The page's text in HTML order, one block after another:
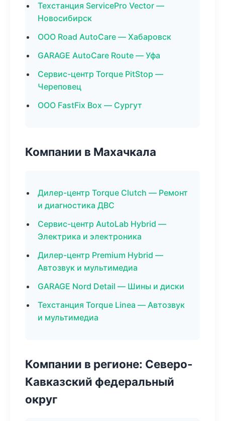
Техстанция ServicePro Vector —
Новосибирск
ООО Road AutoCare — Хабаровск
GARAGE AutoCare Route — Уфа
Сервис-центр Torque PitStop —
Череповец
ООО FastFix Box — Сургут
Компании в Махачкала
Дилер-центр Torque Clutch — Ремонт
и диагностика ДВС
Сервис-центр AutoLab Hybrid —
Электрика и электроника
Дилер-центр Premium Hybrid —
Автозвук и мультимедиа
GARAGE Nord Detail — Шины и диски
Техстанция Torque Linea — Автозвук
и мультимедиа
Компании в регионе: Северо-
Кавказский федеральный
округ